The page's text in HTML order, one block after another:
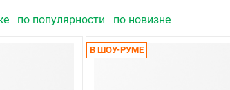
по популярности по новизне
В ШОУ-РУМЕ